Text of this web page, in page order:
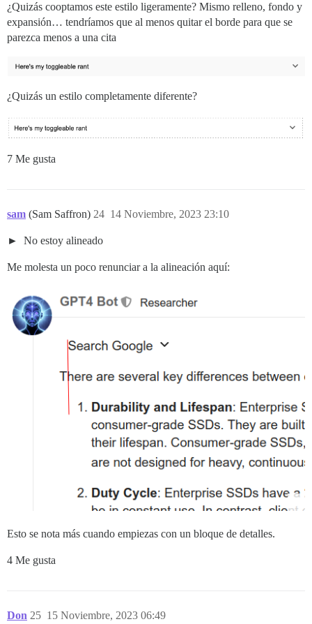
¿Quizás cooptamos este estilo ligeramente? Mismo relleno, fondo y
expansión… tendríamos que al menos quitar el borde para que se
parezca menos a una cita
¿Quizás un estilo completamente diferente?
7 Me gusta
sam (Sam Saffron) 14 Noviembre, 2023 23:10
24
No estoy alineado
Me molesta un poco renunciar a la alineación aquí:
Esto se nota más cuando empiezas con un bloque de detalles.
4 Me gusta
Don 15 Noviembre, 2023 06:49
25